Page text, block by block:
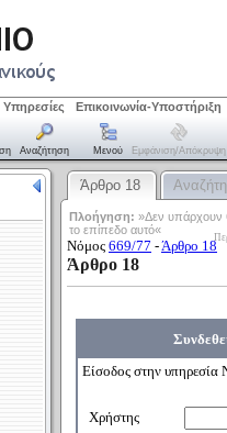
Υπηρεσίες Επικοινωνία-Υποστήριξη
Αναζήτηση Μενού Εμφάνιση/απόκρυψη
Άρθρο 18